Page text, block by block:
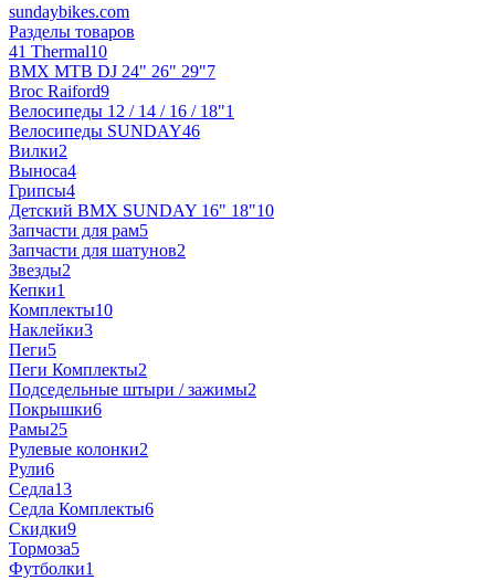
sundaybikes.com
Разделы товаров
41 Thermal10
BMX MTB DJ 24" 26" 29"7
Broc Raiford9
Велосипеды 12 / 14 / 16 / 18"1
Велосипеды SUNDAY46
Вилки2
Выноса4
Грипсы4
Детский BMX SUNDAY 16" 18"10
Запчасти для рам5
Запчасти для шатунов2
Звезды2
Кепки1
Комплекты10
Наклейки3
Пеги5
Пеги Комплекты2
Подседельные штыри / зажимы2
Покрышки6
Рамы25
Рулевые колонки2
Рули6
Седла13
Седла Комплекты6
Скидки9
Тормоза5
Футболки1